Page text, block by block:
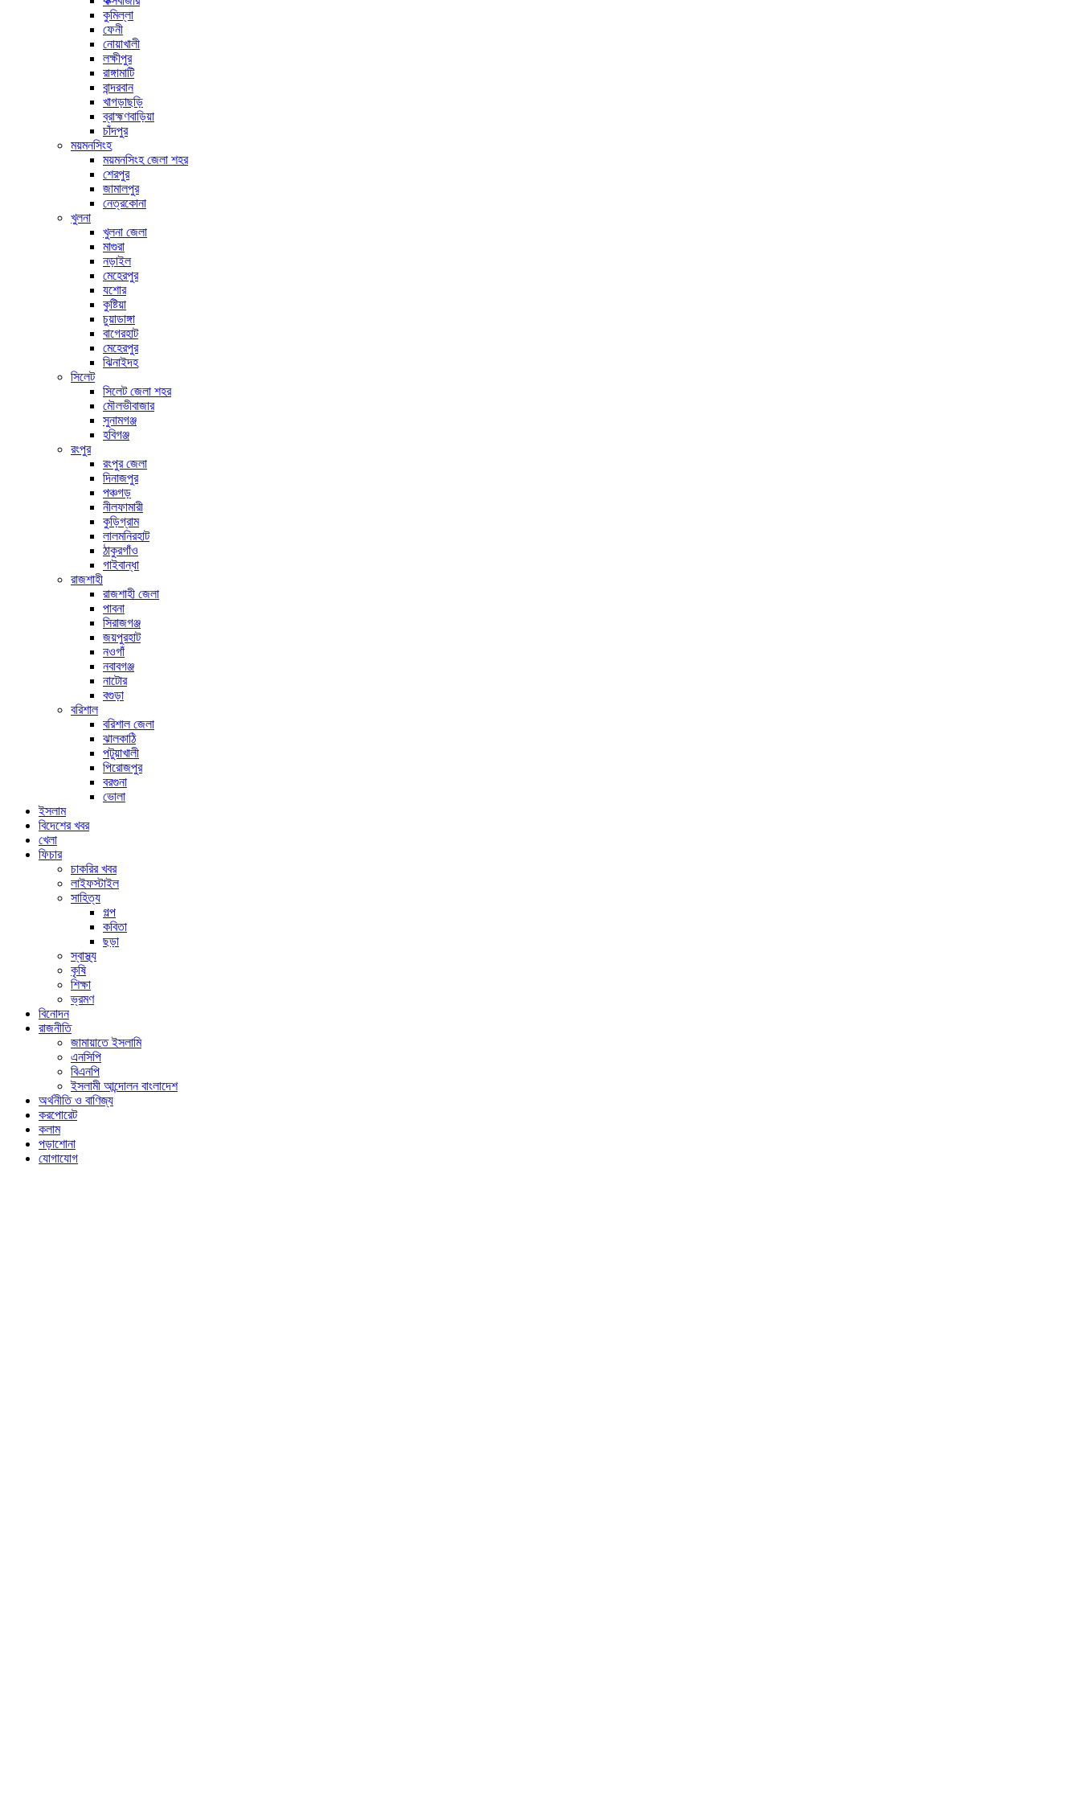
কুমিল্লা
ফেনী
নোয়াখালী
লক্ষীপুর
রাঙ্গামাটি
বান্দরবান
খাগড়াছড়ি
ব্রাহ্মণবাড়িয়া
চাঁদপুর
ময়মনসিংহ
ময়মনসিংহ জেলা শহর
শেরপুর
জামালপুর
নেত্রকোনা
খুলনা
খুলনা জেলা
মাগুরা
নড়াইল
মেহেরপুর
যশোর
কুষ্টিয়া
চুয়াডাঙ্গা
বাগেরহাট
মেহেরপুর
ঝিনাইদহ
সিলেট
সিলেট জেলা শহর
মৌলভীবাজার
সুনামগঞ্জ
হবিগঞ্জ
রংপুর
রংপুর জেলা
দিনাজপুর
পঞ্চগড়
নীলফামারী
কুড়িগ্রাম
লালমনিরহাট
ঠাকুরগাঁও
গাইবান্ধা
রাজশাহী
রাজশাহী জেলা
পাবনা
সিরাজগঞ্জ
জয়পুরহাট
নওগাঁ
নবাবগঞ্জ
নাটোর
বগুড়া
বরিশাল
বরিশাল জেলা
ঝালকাঠি
পটুয়াখালী
পিরোজপুর
বরগুনা
ভোলা
ইসলাম
বিদেশের খবর
খেলা
ফিচার
চাকরির খবর
লাইফস্টাইল
সাহিত্য
গল্প
কবিতা
ছড়া
স্বাস্থ্য
কৃষি
শিক্ষা
ভ্রমণ
বিনোদন
রাজনীতি
জামায়াতে ইসলামি
এনসিপি
বিএনপি
ইসলামী আন্দোলন বাংলাদেশ
অর্থনীতি ও বাণিজ্য
করপোরেট
কলাম
পড়াশোনা
যোগাযোগ